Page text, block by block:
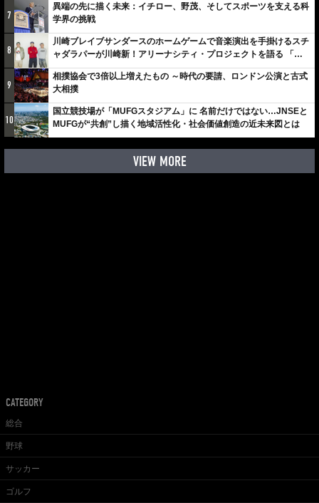
7
異端の先に描く未来：イチロー、野茂、そしてスポーツを支える科
学界の挑戦
8
川崎ブレイブサンダースのホームゲームで音楽演出を手掛けるスチ
ャダラパーが川崎新！アリーナシティ・プロジェクトを語る 「楽
しみでしかないでしょ。川崎は、ずっと成長曲線だから」
9
相撲協会で3倍以上増えたもの ～時代の要請、ロンドン公演と古式
大相撲
10
国立競技場が「MUFGスタジアム」に 名前だけではない…JNSEと
MUFGが“共創”し描く地域活性化・社会価値創造の近未来図とは
VIEW MORE
CATEGORY
総合
野球
サッカー
ゴルフ